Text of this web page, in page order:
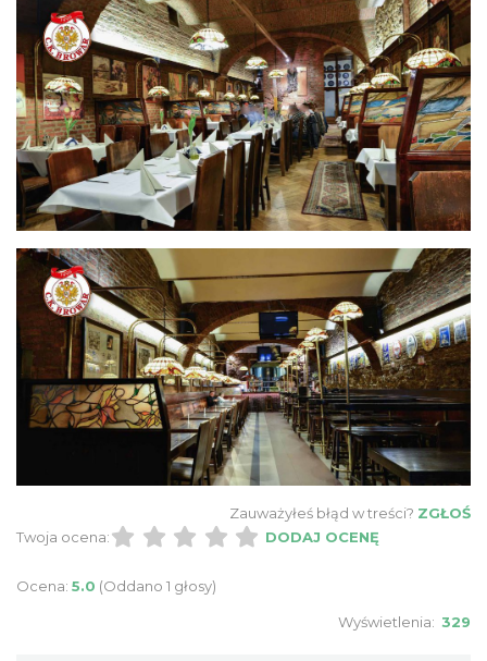
Zauważyłeś błąd w treści? ZGŁOŚ
Twoja ocena:
DODAJ OCENĘ
Ocena: 5.0 (Oddano 1 głosy)
Wyświetlenia: 329